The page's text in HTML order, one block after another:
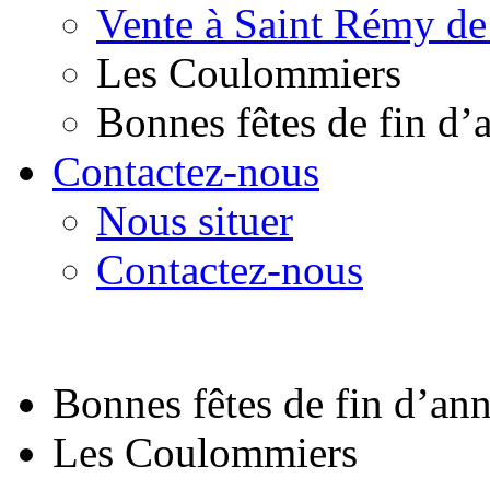
Vente à Saint Rémy
Les Coulommiers
Bonnes fêtes de fin
Contactez-nous
Nous situer
Contactez-nous
Bonnes fêtes de fin
Les Coulommiers